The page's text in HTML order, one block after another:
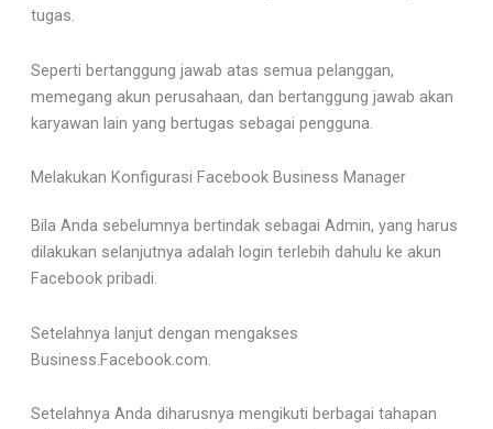
tugas.
Seperti bertanggung jawab atas semua pelanggan,
memegang akun perusahaan, dan bertanggung jawab akan
karyawan lain yang bertugas sebagai pengguna.
Melakukan Konfigurasi Facebook Business Manager
Bila Anda sebelumnya bertindak sebagai Admin, yang harus
dilakukan selanjutnya adalah login terlebih dahulu ke akun
Facebook pribadi.
Setelahnya lanjut dengan mengakses
Business.Facebook.com.
Setelahnya Anda diharusnya mengikuti berbagai tahapan